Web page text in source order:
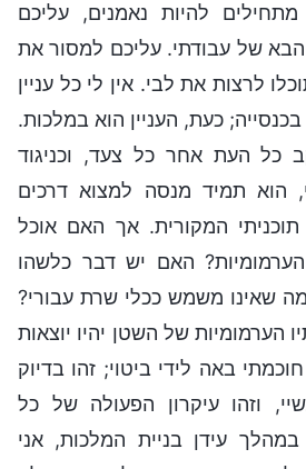
להיות נאמנים, עליכם
הבא של עבודתי. עליכם למסור את
לרצות את לבי. אין לי כל עניין
כעת, העניין הוא במלכות.
כל העת אחר כל צעד, וכניגוד
הוא תמיד מנסה למצוא דרכים
המקורית. אך האם אוכל
הערמומיות? האם יש דבר כלשהו
שאינו משמש ככלי שרת עבורי?
הערמומיות של השטן יהיו יוצאות
באה לידי ביטוי; זהו בדיוק
וזהו עיקרון הפעולה של כל
במהלך עידן בניית המלכות, אני